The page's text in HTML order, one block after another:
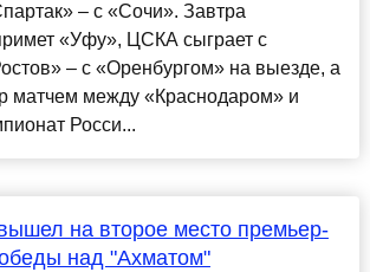
– с «Сочи». Завтра
«Уфу», ЦСКА сыграет с
– с «Оренбургом» на выезде, а
матчем между «Краснодаром» и
Росси...
на второе место премьер-
над "Ахматом"